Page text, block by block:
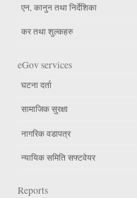
एन, कानुन तथा निर्देशिका
कर तथा शुल्कहरु
eGov services
घटना दर्ता
सामाजिक सुरक्षा
नागरिक वडापत्र
न्यायिक समिति सफ्टवेयर
Reports